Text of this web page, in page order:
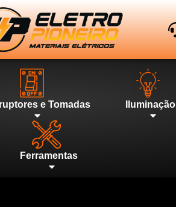
e Tomadas Iluminação
Ferramentas